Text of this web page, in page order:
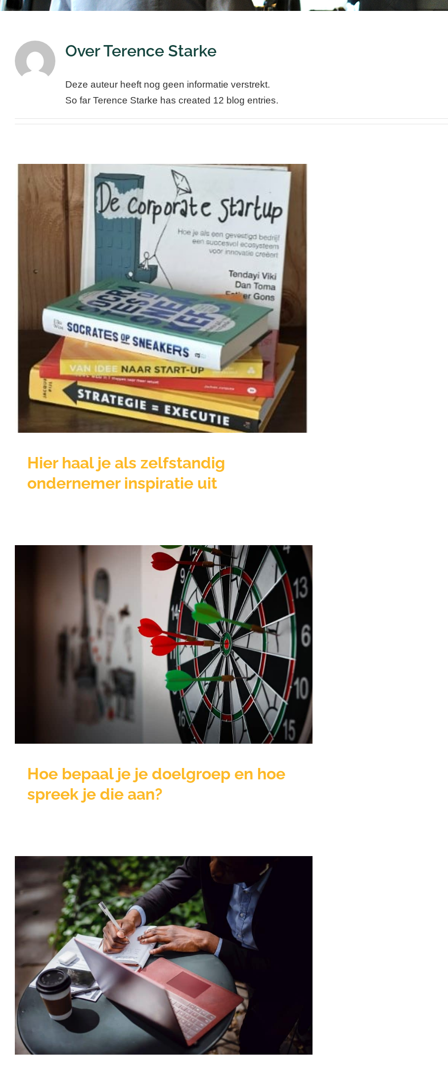
OverTerence Starke
Deze auteur heeft nog geen informatie verstrekt.
So far Terence Starke has created 12 blog entries.
Hier haal je als zelfstandig
ondernemer inspiratie uit
Kennisbank
Hier haal je als zelfstandig
ondernemer inspiratie uit
Hoe bepaal je je doelgroep en hoe
spreek je die aan?
Kennisbank
Hoe bepaal je je doelgroep en hoe
spreek je die aan?
Starten met ondernemen, wat komt er
allemaal bij kijken?
Kennisbank